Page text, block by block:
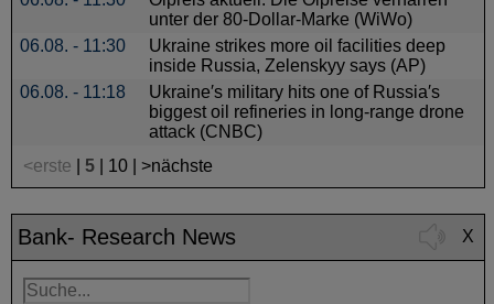
unter der 80-Dollar-Marke (WiWo)
06.08. - 11:30
Ukraine strikes more oil facilities deep
inside Russia, Zelenskyy says (AP)
06.08. - 11:18
Ukraine′s military hits one of Russia′s
biggest oil refineries in long-range drone
attack (CNBC)
<erste
5 10 >nächste
Bank- Research News X